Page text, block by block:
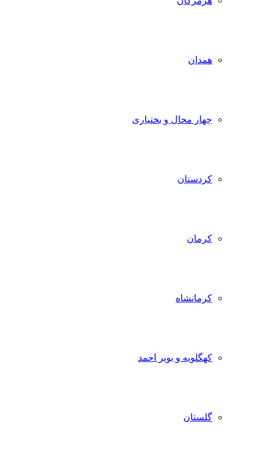
همدان
چهار محال و بختیاری
کردستان
کرمان
کرمانشاه
کهگلویه و بویر احمد
گلستان